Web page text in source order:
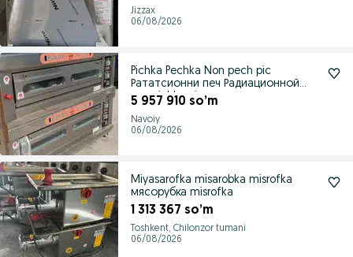
Jizzax
06/08/2026
Pichka Pechka Non pech pic
Рататсионни печ Радиационной
печ pichka pic
5 957 910 so’m
Navoiy
06/08/2026
Miyasarofka misarobka misrofka
мясорубка misrofka
1 313 367 so’m
Toshkent, Chilonzor tumani
06/08/2026